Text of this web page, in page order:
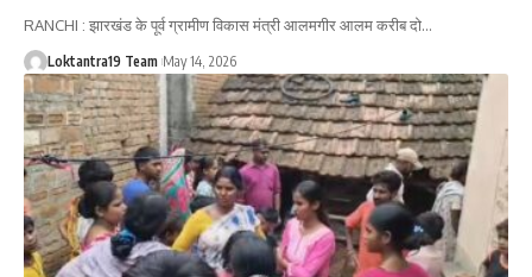
RANCHI : झारखंड के पूर्व ग्रामीण विकास मंत्री आलमगीर आलम करीब दो…
Loktantra19 Team May 14, 2026